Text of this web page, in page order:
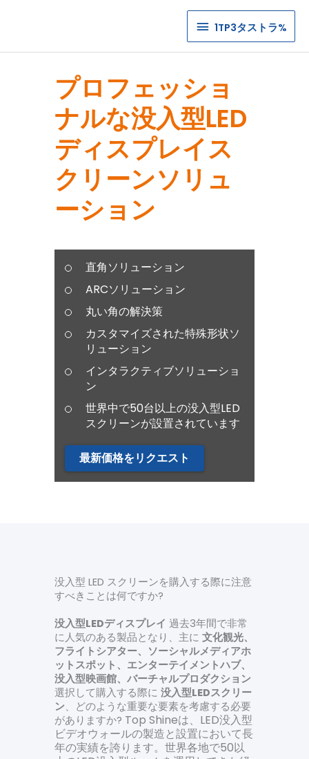
1TP3
タ
ス
ト
ラ%
1TP3タストラ%
プロフェッショ
ナルな没入型LED
ディスプレイス
クリーンソリュ
ーション
直角ソリューション
ARCソリューション
丸い角の解決策
カスタマイズされた特殊形状ソ
リューション
インタラクティブソリューショ
ン
世界中で50台以上の没入型LED
スクリーンが設置されています
最新価格をリクエスト
没入型 LED スクリーンを購入する際に注意
すべきことは何ですか?
没入型LEDディスプレイ 過去3年間で非常
に人気のある製品となり、主に 文化観光、
フライトシアター、ソーシャルメディアホ
ットスポット、エンターテイメントハブ、
没入型映画館、バーチャルプロダクション
選択して購入する際に 没入型LEDスクリー
ン、どのような重要な要素を考慮する必要
がありますか? Top Shineは、LED没入型
ビデオウォールの製造と設置において長
年の実績を誇ります。世界各地で50以